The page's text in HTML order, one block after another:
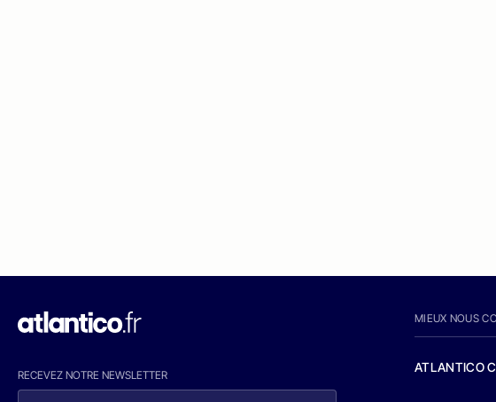
RECEVEZ NOTRE NEWSLETTER
MIEUX NOUS
ATLANTICO